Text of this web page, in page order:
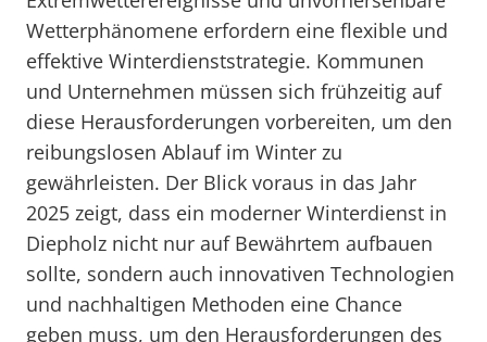
Wetterphänomene erfordern eine flexible und
effektive Winterdienststrategie. Kommunen
und Unternehmen müssen sich frühzeitig auf
diese Herausforderungen vorbereiten, um den
reibungslosen Ablauf im Winter zu
gewährleisten. Der Blick voraus in das Jahr
2025 zeigt, dass ein moderner Winterdienst in
Diepholz nicht nur auf Bewährtem aufbauen
sollte, sondern auch innovativen Technologien
und nachhaltigen Methoden eine Chance
geben muss, um den Herausforderungen des